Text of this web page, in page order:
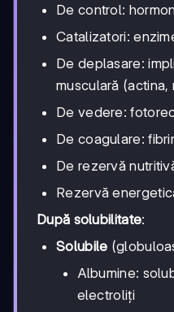
De control:
Catalizatori:
De deplasare:
musculară (actina,
De vedere:
De coagulare:
De rezervă
Rezervă
După solubilitate:
Solubile
Albumine:
electroliți